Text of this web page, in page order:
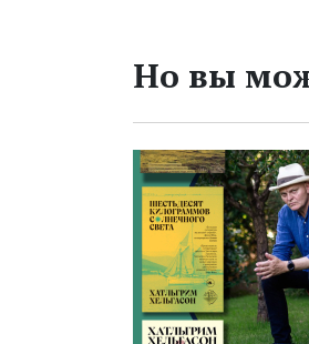
Но вы